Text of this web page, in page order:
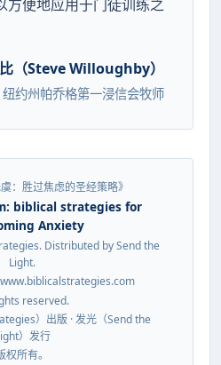
方便地应用于门徒训练之
（Steve Willoughby）
纽约州帕乔格第一浸信会牧师
：胜过焦虑的圣经策略》
biblical strategies for
Anxiety
Distributed by Send the
Light.
reserved.
）出版 · 发光（Send the
）发行
权所有。